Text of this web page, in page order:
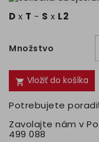
D x T - S x L2
Množstvo
 Vložiť do košíka
Potrebujete
Zavolajte nám v Po
499 088